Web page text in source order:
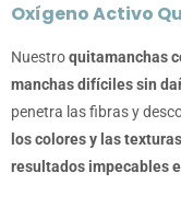
Oxígeno Activo
Nuestroquitamanchas
manchas difíciles sin
penetra las fibras y
los colores y las
resultados impecables